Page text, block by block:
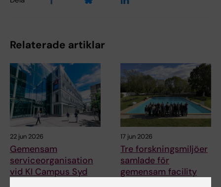
Relaterade artiklar
22 jun 2026
Gemensam
serviceorganisation
vid KI Campus Syd
17 jun 2026
Tre forskningsmiljöer
samlade för
gemensam facility